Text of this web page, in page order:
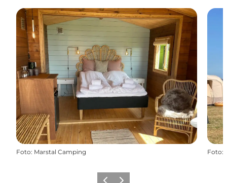
Foto: Marstal Camping Foto: